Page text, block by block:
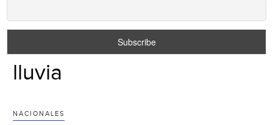
lluvia
NACIONALES